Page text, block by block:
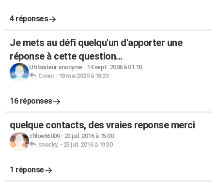
4 réponses
Je mets au défi quelqu'un d'apporter une
réponse à cette question...
Utilisateur anonyme- 14 sept. 2008 à 01:10
Conic - 18 mai 2020 à 18:23
16 réponses
quelque contacts, des vraies reponse merci
chloe66000- 23 juil. 2016 à 15:00
snocky. - 23 juil. 2016 à 19:30
1 réponse